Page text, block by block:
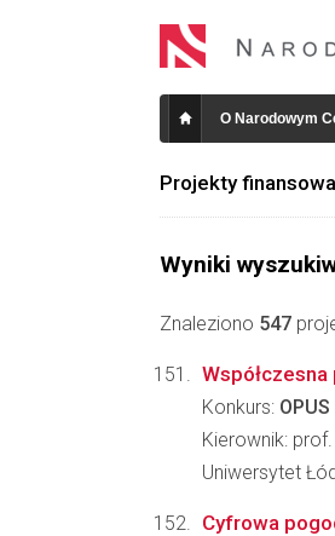
O Narodowym
Projekty
Wyniki
Znaleziono 547
Konkurs:
Kierownik:
Uniwersytet
Cyfrowa